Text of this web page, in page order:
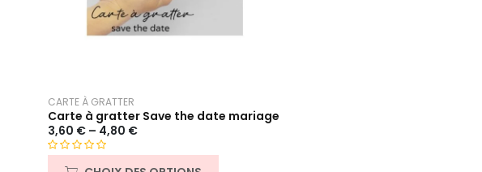
CARTE À GRATTER
Carte à gratter Save the date mariage
3,60 € – 4,80 €